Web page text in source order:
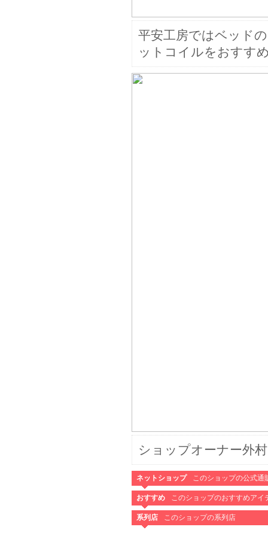
平安工房ではベッド
ットコイルをおすす
ショップオーナー外
ネットショップ このショップの公式通
おすすめ このショップのおすすめアイ
系列店 このショップの系列店